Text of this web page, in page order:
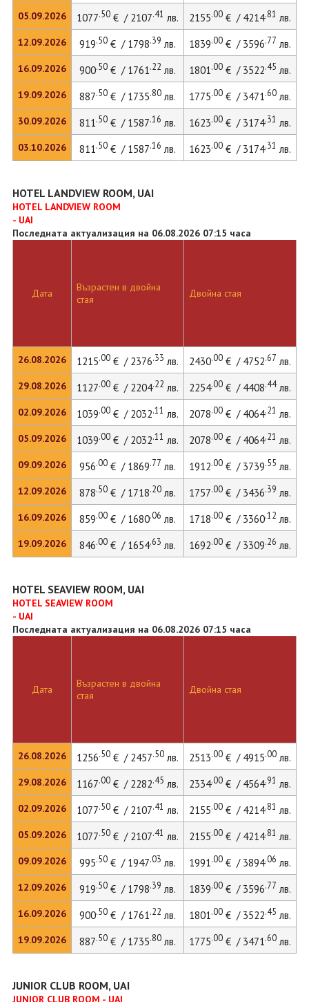
05.09.2026
12.09.2026
16.09.2026
19.09.2026
30.09.2026
03.10.2026
1077.50€ / 2107.41 лв. 2155.00€ / 4214.81 лв.
919.50€ / 1798.39 лв. 1839.00€ / 3596.77 лв.
900.50€ / 1761.22 лв. 1801.00€ / 3522.45 лв.
887.50€ / 1735.80лв. 1775.00€ / 3471.60лв.
811.50€ / 1587.16 лв. 1623.00€ / 3174.31 лв.
811.50€ / 1587.16 лв. 1623.00€ / 3174.31 лв.
HOTEL LANDVIEW ROOM, UAI
HOTEL LANDVIEW ROOM
- UAI
Последната актуализация на 06.08.2026 07:15 часа
Дата
26.08.2026
29.08.2026
02.09.2026
05.09.2026
09.09.2026
12.09.2026
16.09.2026
19.09.2026
Възрастен в двойна
стая
Двойна стая
1215.00€ / 2376.33 лв. 2430.00€ / 4752.67 лв.
1127.00€ / 2204.22 лв. 2254.00€ / 4408.44лв.
1039.00€ / 2032.11 лв. 2078.00€ / 4064.21 лв.
1039.00€ / 2032.11 лв. 2078.00€ / 4064.21 лв.
956.00€ / 1869.77 лв. 1912.00€ / 3739.55 лв.
878.50€ / 1718.20лв. 1757.00€ / 3436.39 лв.
859.00€ / 1680.06 лв. 1718.00€ / 3360.12 лв.
846.00€ / 1654.63 лв. 1692.00€ / 3309.26 лв.
HOTEL SEAVIEW ROOM, UAI
HOTEL SEAVIEW ROOM
- UAI
Последната актуализация на 06.08.2026 07:15 часа
Дата
26.08.2026
29.08.2026
02.09.2026
05.09.2026
09.09.2026
12.09.2026
16.09.2026
19.09.2026
Възрастен в двойна
стая
Двойна стая
1256.50€ / 2457.50лв. 2513.00€ / 4915.00лв.
1167.00€ / 2282.45 лв. 2334.00€ / 4564.91 лв.
1077.50€ / 2107.41 лв. 2155.00€ / 4214.81 лв.
1077.50€ / 2107.41 лв. 2155.00€ / 4214.81 лв.
995.50€ / 1947.03 лв. 1991.00€ / 3894.06 лв.
919.50€ / 1798.39 лв. 1839.00€ / 3596.77 лв.
900.50€ / 1761.22 лв. 1801.00€ / 3522.45 лв.
887.50€ / 1735.80лв. 1775.00€ / 3471.60лв.
JUNIOR CLUB ROOM, UAI
JUNIOR CLUB ROOM - UAI